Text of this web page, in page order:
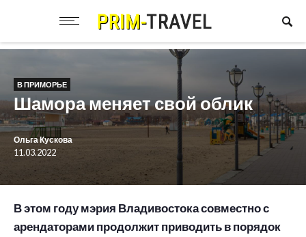
В ПРИМОРЬЕ
Шамора меняет свой облик
Ольга Кускова
11.03.2022
В этом году мэрия Владивостока совместно с
арендаторами продолжит приводить в порядок